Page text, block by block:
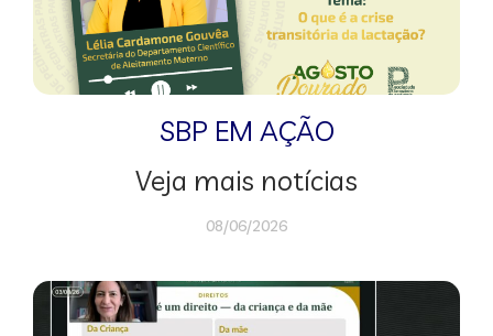
SBP EM AÇÃO
Veja mais notícias
08/06/2026